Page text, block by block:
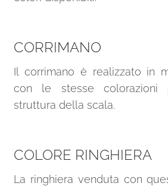
CORRIMANO
Il corrimano è realizzato in
con le stesse colorazioni
struttura della scala.
COLORE RINGHIERA
La ringhiera venduta con